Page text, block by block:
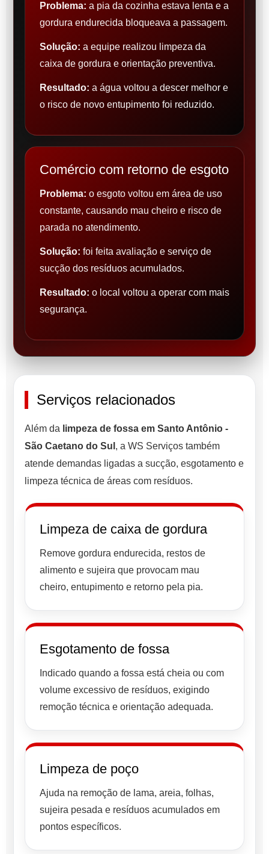
Problema: a pia da cozinha estava lenta e a
gordura endurecida bloqueava a passagem.
Solução: a equipe realizou limpeza da
caixa de gordura e orientação preventiva.
Resultado: a água voltou a descer melhor e
o risco de novo entupimento foi reduzido.
Comércio com retorno de esgoto
Problema: o esgoto voltou em área de uso
constante, causando mau cheiro e risco de
parada no atendimento.
Solução: foi feita avaliação e serviço de
sucção dos resíduos acumulados.
Resultado: o local voltou a operar com mais
segurança.
Serviços relacionados
Além da limpeza de fossa em Santo Antônio -
São Caetano do Sul , a WS Serviços também
atende demandas ligadas a sucção, esgotamento e
limpeza técnica de áreas com resíduos.
Limpeza de caixa de gordura
Remove gordura endurecida, restos de
alimento e sujeira que provocam mau
cheiro, entupimento e retorno pela pia.
Esgotamento de fossa
Indicado quando a fossa está cheia ou com
volume excessivo de resíduos, exigindo
remoção técnica e orientação adequada.
Limpeza de poço
Ajuda na remoção de lama, areia, folhas,
sujeira pesada e resíduos acumulados em
pontos específicos.